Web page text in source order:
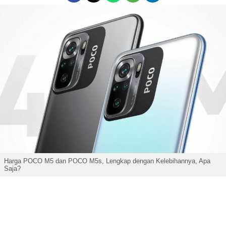
Harga POCO M5 dan POCO M5s, Lengkap dengan Kelebihannya, Apa
Saja?